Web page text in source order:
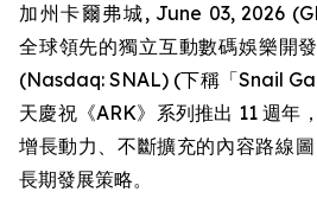
加州卡爾弗城, June 03, 2026
全球領先的獨立互動數碼娛樂開
(Nasdaq: SNAL) (下稱「Snail
天慶祝《ARK》系列推出 11 週年
增長動力、不斷擴充的內容路線
長期發展策略。